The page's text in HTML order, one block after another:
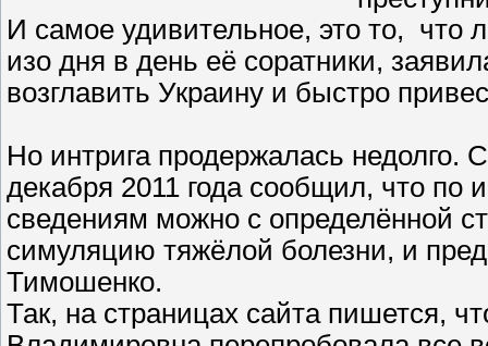
И самое удивительное, это то, что
изо дня в день её соратники,
возглавить Украину и быстро
Но интрига продержалась недолго.
декабря 2011 года сообщил, что по
сведениям можно с определённой
симуляцию тяжёлой болезни, и
Тимошенко.
Так, на страницах сайта пишется,